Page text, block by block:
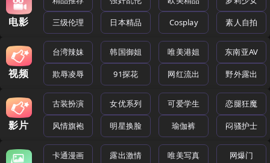
电影 三级伦理 日本精品 Cosplay 素人自拍
视频
台湾辣妹 韩国御姐 唯美港姐 东南亚AV
欺辱凌辱 91探花 网红流出 野外露出
影片
古装扮演 女优系列 可爱学生 恋腿狂魔
风情旗袍 明星换脸 瑜伽裤 闷骚护士
卡通漫画 露出激情 唯美写真 网爆门